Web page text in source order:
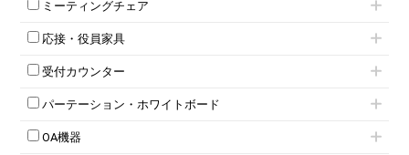
軽量ラック（スチールラック）
収納家具その他
両開書庫
ラテラル書庫
5人用ロッカー
8人用ロッカー
多人数ロッカー
ダイヤル錠ロッカー
スタッキングテーブル
ネスティングテーブル
カウンターテーブル
T字脚テーブル
会議テーブルW1200～
ミーティングチェア
キャスター付きミーティングチェア
スタッキングミーティングチェア
テーブル付きミーティングチェア
折りたたみミーティングチェア
ハイチェア
応接・役員家具
応接セット
応接ソファ
応接チェア
応接・役員家具その他
受付カウンター
ハイカウンター
ローカウンター
ラウンジカウンター
パーテーション・ホワイトボード
パーテーション
自立タイプパーテーション
OA機器